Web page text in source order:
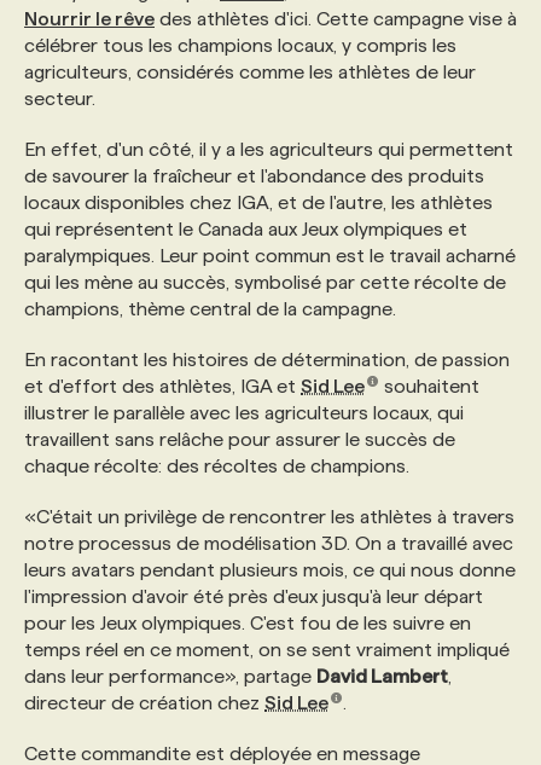
TENDANCES
ÉVÉNEMENTIEL
ANNONCEZ AVEC NOUS
NOS FORMATEUR‧RICES
POURQUOI CHOISIR NOS FORMATIONS
NOS TARIFS
PROGRAMMES DE SUBVENTIONS
ANNONCEZ AVEC NOUS
NOS EXPERTISES
FAQ
ANNONCEZ AVEC NOUS
Nourrir le rêve des athlètes d'ici. Cette campagne vise à
célébrer tous les champions locaux, y compris les
agriculteurs, considérés comme les athlètes de leur
secteur.
En effet, d'un côté, il y a les agriculteurs qui permettent
de savourer la fraîcheur et l'abondance des produits
locaux disponibles chez IGA, et de l'autre, les athlètes
qui représentent le Canada aux Jeux olympiques et
paralympiques. Leur point commun est le travail acharné
qui les mène au succès, symbolisé par cette récolte de
champions, thème central de la campagne.
En racontant les histoires de détermination, de passion
et d'effort des athlètes, IGA et Sid Lee
souhaitent
illustrer le parallèle avec les agriculteurs locaux, qui
travaillent sans relâche pour assurer le succès de
chaque récolte: des récoltes de champions.
«C'était un privilège de rencontrer les athlètes à travers
notre processus de modélisation 3D. On a travaillé avec
leurs avatars pendant plusieurs mois, ce qui nous donne
l'impression d'avoir été près d'eux jusqu'à leur départ
pour les Jeux olympiques. C'est fou de les suivre en
temps réel en ce moment, on se sent vraiment impliqué
dans leur performance», partage David Lambert
directeur de création chez Sid Lee
Cette commandite est déployée en message